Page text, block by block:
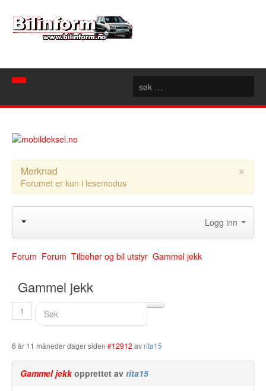
Spør mekanikeren
Nyheter
Artikler
Konseptbiler
Nyttige sider
Bilforhandlere
Aust Agder
Bilmerke sider
Finnmark
Hedmark
Hordaland
Forum
×
Merknad
Forumet er kun i lesemodus
Logg inn
Forum Forum Tilbehør og bil utstyr Gammel jekk
Gammel jekk
1
6 år 11 måneder dager siden #12912 avrita15
Gammel jekkopprettet av rita15